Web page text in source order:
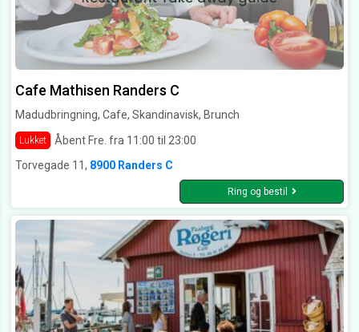
Cafe Mathisen Randers C
Madudbringning, Cafe, Skandinavisk, Brunch
Lukket
Åbent Fre. fra 11:00 til 23:00
Torvegade 11, 8900 Randers C
Ring og bestil